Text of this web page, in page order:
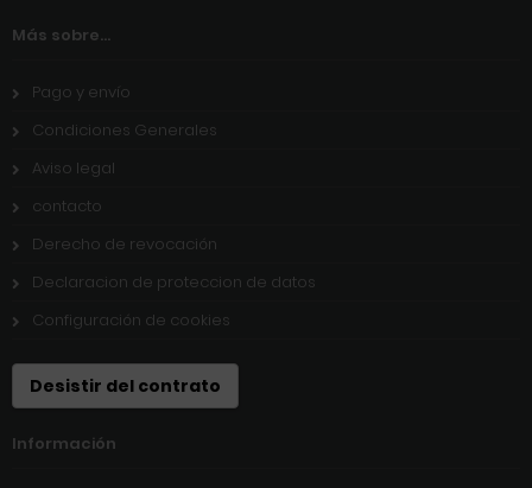
Más sobre...
Pago y envío
Condiciones Generales
Aviso legal
contacto
Derecho de revocación
Declaracion de proteccion de datos
Configuración de cookies
Desistir del contrato
Información